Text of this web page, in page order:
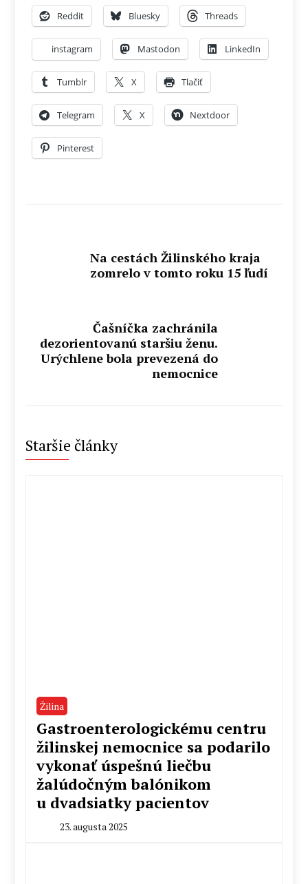
Reddit Bluesky Threads
instagram Mastodon LinkedIn
Tumblr X Tlačiť
Telegram X Nextdoor
Pinterest
Na cestách Žilinského kraja
zomrelo v tomto roku 15 ľudí
Čašníčka zachránila
dezorientovanú staršiu ženu.
Urýchlene bola prevezená do
nemocnice
Staršie články
Žilina
Gastroenterologickému centru
žilinskej nemocnice sa podarilo
vykonať úspešnú liečbu
žalúdočným balónikom
u dvadsiatky pacientov
23. augusta 2025